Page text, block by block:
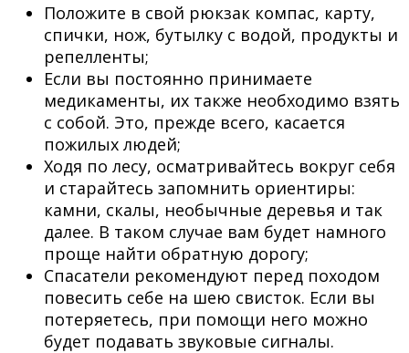
Положите в свой рюкзак компас, карту,
спички, нож, бутылку с водой, продукты и
репелленты;
Если вы постоянно принимаете
медикаменты, их также необходимо взять
с собой. Это, прежде всего, касается
пожилых людей;
Ходя по лесу, осматривайтесь вокруг себя
и старайтесь запомнить ориентиры:
камни, скалы, необычные деревья и так
далее. В таком случае вам будет намного
проще найти обратную дорогу;
Cпасатели рекомендуют перед походом
повесить себе на шею свисток. Если вы
потеряетесь, при помощи него можно
будет подавать звуковые сигналы.